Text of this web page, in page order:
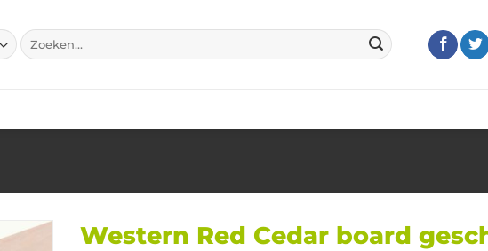
Zoeken
naar:
Western Red Cedar board